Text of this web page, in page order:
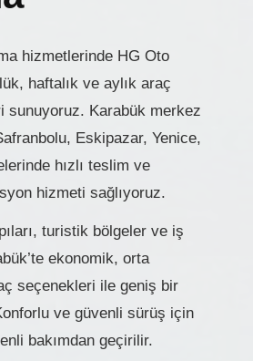
hizmetlerinde HG Oto
haftalık ve aylık araç
sunuyoruz. Karabük merkez
Eskipazar, Yenice,
hızlı teslim ve
hizmeti sağlıyoruz.
turistik bölgeler ve iş
ekonomik, orta
seçenekleri ile geniş bir
ve güvenli sürüş için
bakımdan geçirilir.